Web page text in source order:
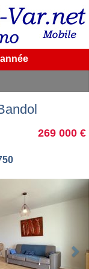
269 000 €